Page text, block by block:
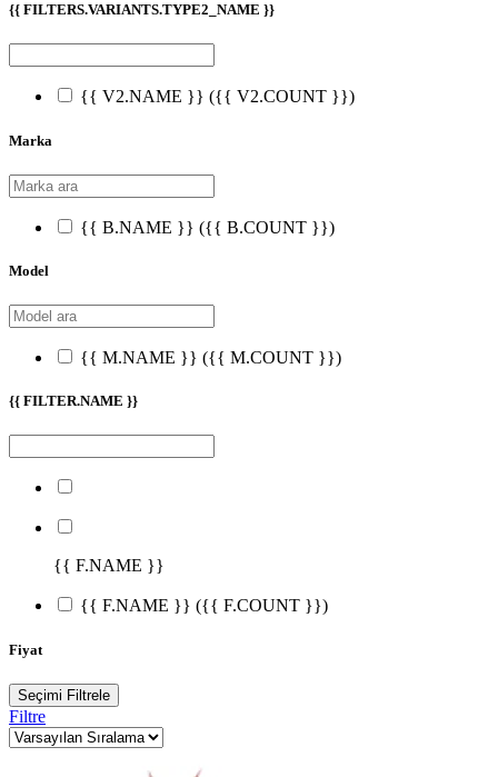
{{ FILTERS.VARIANTS.TYPE2_NAME }}
{{ V2.NAME }} ({{ V2.COUNT }})
Marka
{{ B.NAME }} ({{ B.COUNT }})
Model
{{ M.NAME }} ({{ M.COUNT }})
{{ FILTER.NAME }}
{{ F.NAME }}
{{ F.NAME }} ({{ F.COUNT }})
Fiyat
Seçimi Filtrele
Filtre